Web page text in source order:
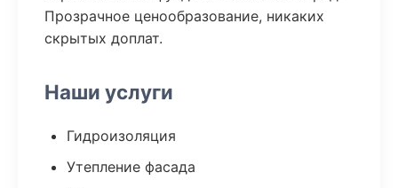
Прозрачное ценообразование, никаких
скрытых доплат.
Наши услуги
Гидроизоляция
Утепление фасада